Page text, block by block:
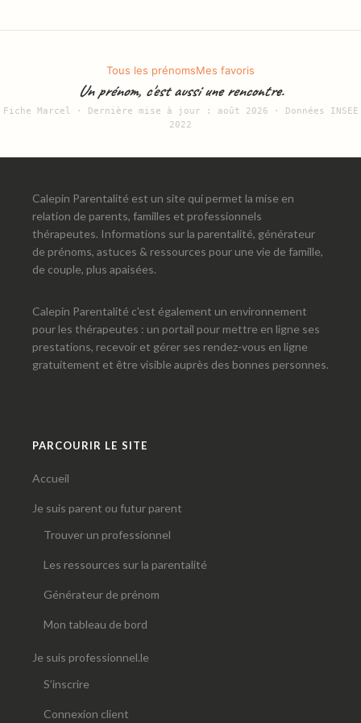
Tous les prénomsMes favoris
Un prénom, c'est aussi une rencontre.
Fiche Marcel · Dernière mise à jour : août 2026 · Données INSEE
2022
Calepin Parentalité est un site qui permet la mise en
relation de parents, familles et professionnels
thérapeutes. Informations sur la parentalité, générateur
de prénoms, astuces & ressources pour une vie de famille,
de couple, plus apaisées.
Calepin Parentalité c'est également un environnement
pour les thérapeutes : un portail pour mettre en ligne ses
prestations, recevoir et gérer ses rendez-vous en ligne
gratuitement et être visible auprès des bonnes personnes.
PARCOURIR LE SITE
Accueil
Je suis parent ou futur parent
Trouver un professionnel
Les ressources sur la parentalité
Générateur de prénom
Mon tableau de bord
Je suis professionnel.le
S’inscrire
Connexion client